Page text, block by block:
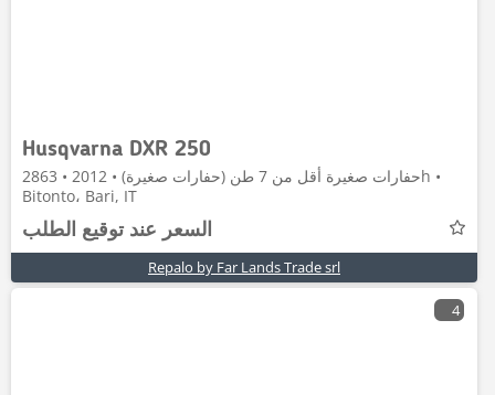
Husqvarna DXR 250
حفارات صغيرة أقل من 7 طن (حفارات صغيرة) • 2012 • 2863h •
Bitonto، Bari, IT
السعر عند توقيع الطلب
Repalo by Far Lands Trade srl
4